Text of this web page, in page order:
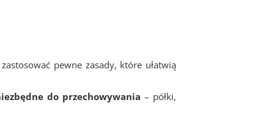
pewne zasady, które ułatwią
do przechowywania – półki,